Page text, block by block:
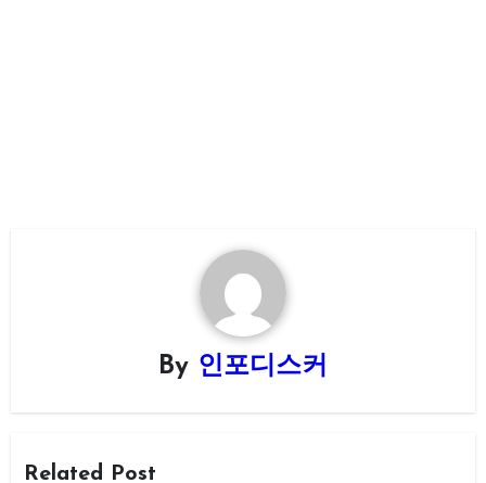
By 인포디스커
Related Post